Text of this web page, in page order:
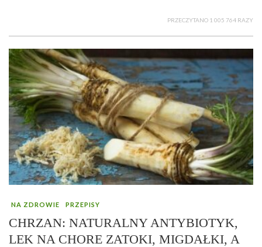
PRZECZYTANO 1 005 764 RAZY
NA ZDROWIE PRZEPISY
CHRZAN: NATURALNY ANTYBIOTYK,
LEK NA CHORE ZATOKI, MIGDAŁKI, A